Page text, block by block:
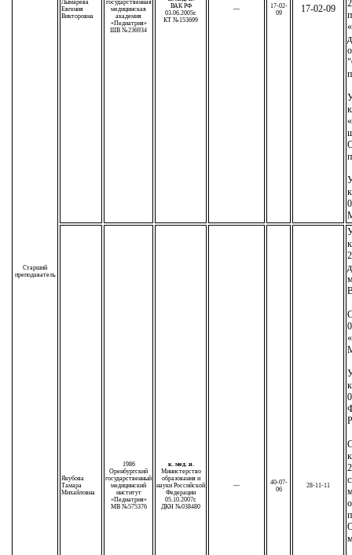
Старший
преподаватель
Лымарева
Евгения
Викторовна
государственная
медицинская
академия
«Педиатрия»
ШВ №236934
ВАК РФ
03.06.2005г.
КТ №153699
—
17-02-
09
17-02-09
Якубова
Тамара
Михайловна
1986
Оренбургский
государственный
медицинский
институт
«Педиатрия»
МВ №575376
к. мед. н.
Министерство
образования и
науки Российской
Федерации
05.10.2007г.
ДКН №038480
—
40-07-
06
28-11-11